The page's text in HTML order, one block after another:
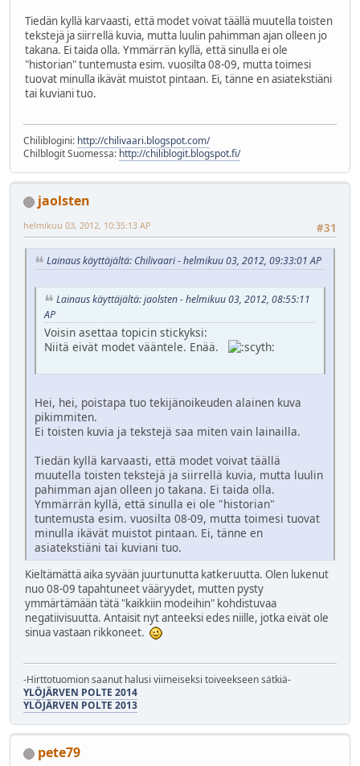
Tiedän kyllä karvaasti, että modet voivat täällä muutella toisten
tekstejä ja siirrellä kuvia, mutta luulin pahimman ajan olleen jo
takana. Ei taida olla. Ymmärrän kyllä, että sinulla ei ole
"historian" tuntemusta esim. vuosilta 08-09, mutta toimesi
tuovat minulla ikävät muistot pintaan. Ei, tänne en asiatekstiäni
tai kuviani tuo.
Chiliblogini: http://chilivaari.blogspot.com/
Chilblogit Suomessa: http://chiliblogit.blogspot.fi/
jaolsten
#31
helmikuu 03, 2012, 10:35:13 AP
Lainaus käyttäjältä: Chilivaari - helmikuu 03, 2012, 09:33:01 AP
Lainaus käyttäjältä: jaolsten - helmikuu 03, 2012, 08:55:11
AP
Voisin asettaa topicin stickyksi:
Niitä eivät modet vääntele. Enää.
Hei, hei, poistapa tuo tekijänoikeuden alainen kuva
pikimmiten.
Ei toisten kuvia ja tekstejä saa miten vain lainailla.
Tiedän kyllä karvaasti, että modet voivat täällä
muutella toisten tekstejä ja siirrellä kuvia, mutta luulin
pahimman ajan olleen jo takana. Ei taida olla.
Ymmärrän kyllä, että sinulla ei ole "historian"
tuntemusta esim. vuosilta 08-09, mutta toimesi tuovat
minulla ikävät muistot pintaan. Ei, tänne en
asiatekstiäni tai kuviani tuo.
Kieltämättä aika syvään juurtunutta katkeruutta. Olen lukenut
nuo 08-09 tapahtuneet vääryydet, mutten pysty
ymmärtämään tätä "kaikkiin modeihin" kohdistuvaa
negatiivisuutta. Antaisit nyt anteeksi edes niille, jotka eivät ole
sinua vastaan rikkoneet.
-Hirttotuomion saanut halusi viimeiseksi toiveekseen sätkiä-
YLÖJÄRVEN POLTE 2014
YLÖJÄRVEN POLTE 2013
pete79